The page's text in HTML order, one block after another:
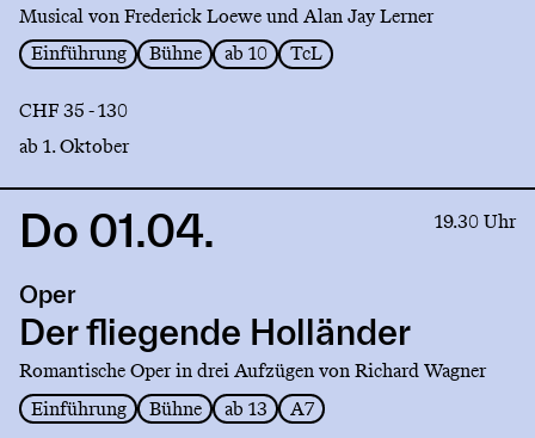
Musical von Frederick Loewe und Alan Jay Lerner
Einführung
Bühne ab 10 TcL
CHF 35 - 130
ab 1. Oktober
Link
Der
fliegende
Holländer
Do 01.04. 19.30 Uhr
Oper
Der fliegende Holländer
Romantische Oper in drei Aufzügen von Richard Wagner
Einführung
Bühne ab 13 A7